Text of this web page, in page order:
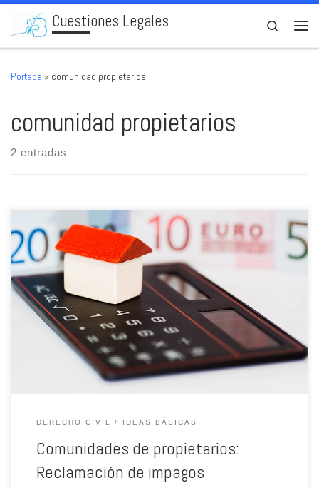
Skip to content
Cuestiones Legales
Search
Portada » comunidad propietarios
comunidad propietarios
2 entradas
DERECHO CIVIL IDEAS BÁSICAS
Comunidades de propietarios:
Reclamación de impagos